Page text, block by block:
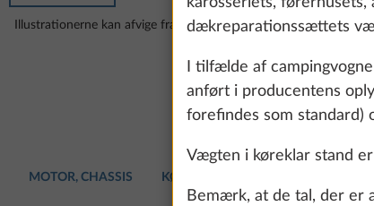
Illustrationerne kan afvige fra din valgte konfiguration.
MOTOR, CHASSIS KØRETØJ
dækreparationssættets
I tilfælde af
anført i producentens
forefindes som
Vægten i køreklar stand
Bemærk, at de tal, der er